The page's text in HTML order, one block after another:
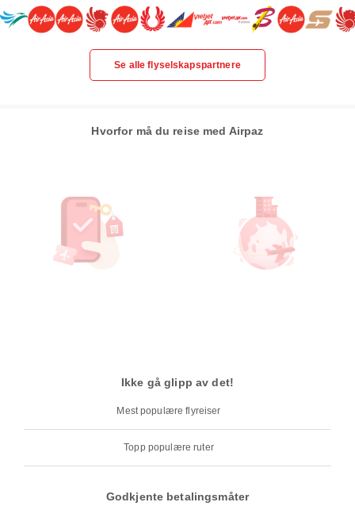
Se alle flyselskapspartnere
Hvorfor må du reise med Airpaz
Ikke gå glipp av det!
Mest populære flyreiser
Topp populære ruter
Godkjente betalingsmåter